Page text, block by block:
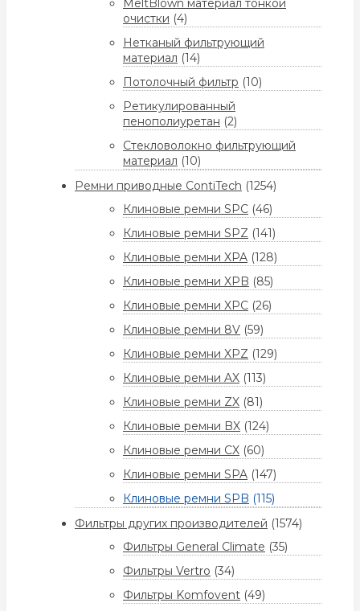
MeltBlown материал тонкой
очистки (4)
Нетканый фильтрующий
материал (14)
Потолочный фильтр (10)
Ретикулированный
пенополиуретан (2)
Стекловолокно фильтрующий
материал (10)
Ремни приводные ContiTech (1254)
Клиновые ремни SPC (46)
Клиновые ремни SPZ (141)
Клиновые ремни XPA (128)
Клиновые ремни XPB (85)
Клиновые ремни XPC (26)
Клиновые ремни 8V (59)
Клиновые ремни XPZ (129)
Клиновые ремни AX (113)
Клиновые ремни ZX (81)
Клиновые ремни BX (124)
Клиновые ремни CX (60)
Клиновые ремни SPA (147)
Клиновые ремни SPB (115)
Фильтры других производителей (1574)
Фильтры General Climate (35)
Фильтры Vertro (34)
Фильтры Komfovent (49)